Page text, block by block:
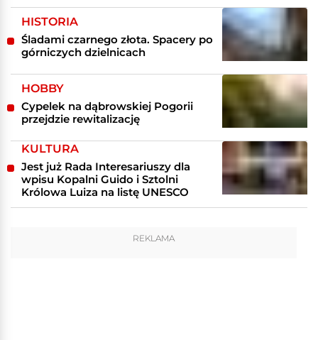
HISTORIA
Śladami czarnego złota. Spacery po
górniczych dzielnicach
HOBBY
Cypelek na dąbrowskiej Pogorii
przejdzie rewitalizację
KULTURA
Jest już Rada Interesariuszy dla
wpisu Kopalni Guido i Sztolni
Królowa Luiza na listę UNESCO
REKLAMA